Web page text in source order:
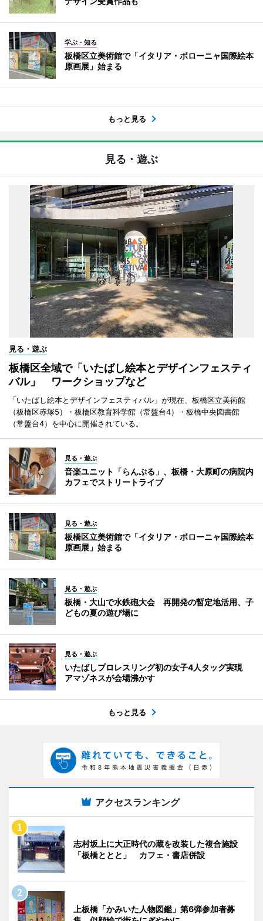
学ぶ・知る
板橋区立美術館で「イタリア・ボローニャ国際絵本
原画展」始まる
もっと見る
見る・遊ぶ
見る・遊ぶ
板橋区全域で「いたばし絵本とデザインフェスティ
バル」 ワークショップなど
「いたばし絵本とデザインフェスティバル」が現在、板橋区立美術館
（板橋区赤塚5）・板橋区教育科学館（常盤台4）・板橋中央図書館
（常盤台4）を中心に開催されている。
見る・遊ぶ
音楽ユニット「らんぷる」、板橋・大原町の病院内
カフェでストリートライブ
見る・遊ぶ
板橋区立美術館で「イタリア・ボローニャ国際絵本
原画展」始まる
見る・遊ぶ
板橋・大山で水鉄砲大会 再開発の暫定地活用、子
どもの夏の遊び場に
見る・遊ぶ
いたばしプロレスリング初の女子4人タッグ実現
アマゾネスが会場沸かす
もっと見る
アクセスランキング
志村坂上に大正時代の蔵を改装した複合施設
「板橋ととと」 カフェ・書店併設
上板橋「かみいた人物図鑑」第6弾参加者募